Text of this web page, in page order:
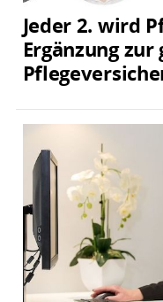
Jeder 2. wird
Ergänzung